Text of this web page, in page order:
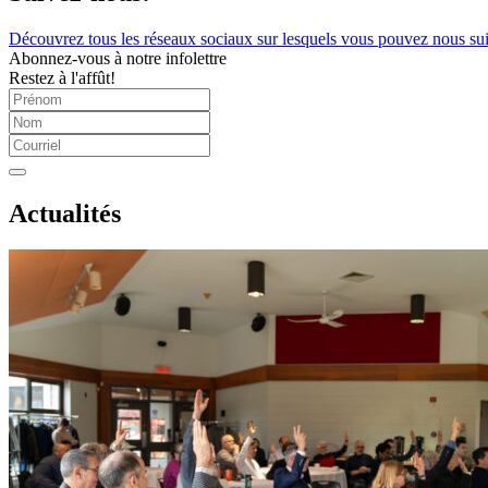
Découvrez tous les réseaux sociaux sur lesquels vous pouvez nous
Abonnez-vous à notre infolettre
Restez à l'affût!
Actualités